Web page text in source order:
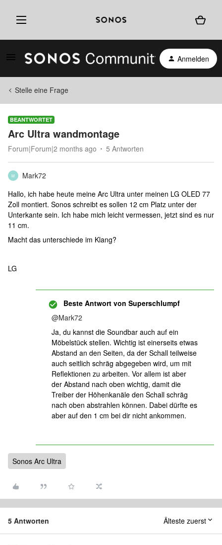
Anmelden
Stelle eine Frage
BEANTWORTET
Arc Ultra wandmontage
Forum|Forum|2 months ago 5 Antworten
M
Mark72
Hallo, ich habe heute meine Arc Ultra unter meinen LG OLED 77
Zoll montiert. Sonos schreibt es sollen 12 cm Platz unter der
Unterkante sein. Ich habe mich leicht vermessen, jetzt sind es nur
11 cm.
Macht das unterschiede im Klang?
LG
Beste Antwort von Superschlumpf
@Mark72
Ja, du kannst die Soundbar auch auf ein
Möbelstück stellen. Wichtig ist einerseits etwas
Abstand an den Seiten, da der Schall teilweise
auch seitlich schräg abgegeben wird, um mit
Reflektionen zu arbeiten. Vor allem ist aber
der Abstand nach oben wichtig, damit die
Treiber der Höhenkanäle den Schall schräg
nach oben abstrahlen können. Dabei dürfte es
aber auf den 1 cm bei dir nicht ankommen.
Sonos Arc Ultra
5 Antworten Älteste zuerst